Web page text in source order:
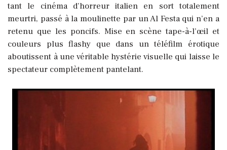
tant le cinéma d’horreur italien en sort totalement
meurtri, passé à la moulinette par un Al Festa qui n’en a
retenu que les poncifs. Mise en scène tape-à-l’œil et
couleurs plus flashy que dans un téléfilm érotique
aboutissent à une véritable hystérie visuelle qui laisse le
spectateur complètement pantelant.